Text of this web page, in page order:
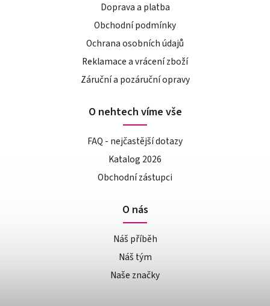
Doprava a platba
Obchodní podmínky
Ochrana osobních údajů
Reklamace a vrácení zboží
Záruční a pozáruční opravy
O nehtech víme vše
FAQ - nejčastější dotazy
Katalog 2026
Obchodní zástupci
O nás
Náš příběh
Náš tým
Naše značky